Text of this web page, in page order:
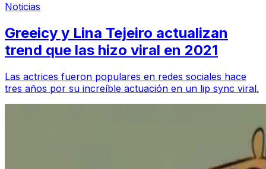
Noticias
Greeicy y Lina Tejeiro actualizan
trend que las hizo viral en 2021
Las actrices fueron populares en redes sociales hace
tres años por su increíble actuación en un lip sync viral.